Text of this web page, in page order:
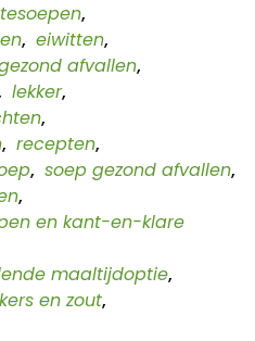
,
, eiwitten,
afvallen,
lekker,
,
, recepten,
, soep gezond afvallen,
,
en kant-en-klare
maaltijdoptie,
en zout,